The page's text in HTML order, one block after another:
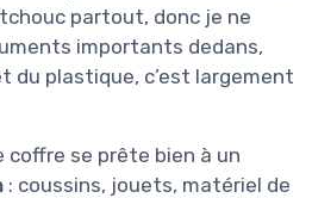
partout, donc je ne
importants dedans,
du plastique, c’est largement
coffre se prête bien à un
: coussins, jouets, matériel de